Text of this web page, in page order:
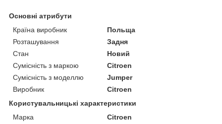
Основні атрибути
Країна виробник
Польща
Розташування
Задня
Стан
Новий
Сумісність з маркою
Citroen
Сумісність з моделлю
Jumper
Виробник
Citroen
Користувальницькі характеристики
Марка
Citroen